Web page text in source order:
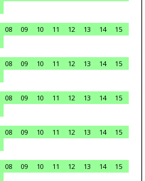
08 09 10 11 12 13 14
15
08 09 10 11 12 13 14
15
08 09 10 11 12 13 14
15
08 09 10 11 12 13 14
15
08 09 10 11 12 13 14
15